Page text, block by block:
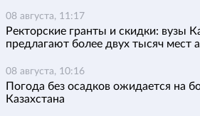
08 августа, 11:17
Ректорские гранты и скидки: вузы
предлагают более двух тысяч мест
08 августа, 10:16
Погода без осадков ожидается на
Казахстана